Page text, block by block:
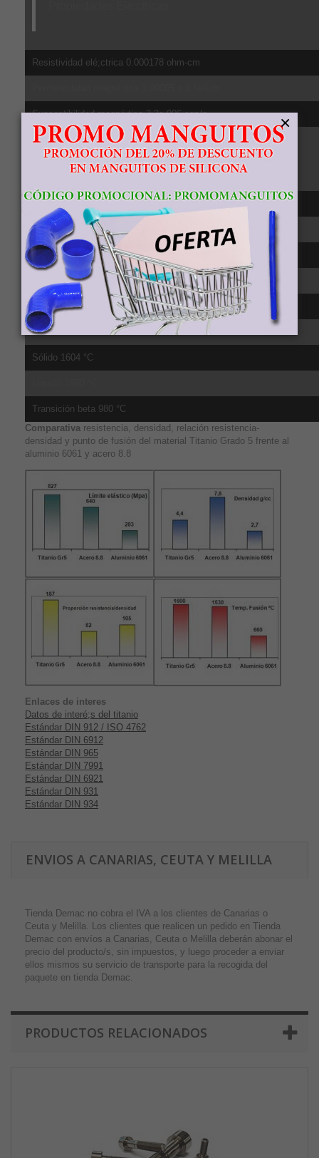
Resistividad elé;ctrica 0.000178 ohm-cm
Susceptibilidad magné;tica 3.3e-006 cgs/g
Propiedades Té;rmicas
CTE, lineal 20°C 8.6 µm/m-°C, de 20-100ºC
CTE, lineal 250°C 9.2 µm/m-°C, media sobre el rango 20-315ºC
CTE, lineal 500°C 9.7 µm/m-°C, media sobre el rango 20-650ºC
Calor específico 0.5263 J/g-°C
Conductividad té;rmica 6.7 W/m-K
Punto de fusión 1604 - 1660 °C
Sólido 1604 °C
Transición beta 980 °C
Comparativa resistencia, densidad, relación resistencia-
densidad y punto de fusión del material Titanio Grado 5 frente al
aluminio 6061 y acero 8.8
Enlaces de interes
Datos de interé;s del titanio
Estándar DIN 912 / ISO 4762
Estándar DIN 6912
Estándar DIN 965
Estándar DIN 7991
Estándar DIN 6921
Estándar DIN 931
Estándar DIN 934
ENVIOS A CANARIAS, CEUTA Y MELILLA
Tienda Demac no cobra el IVA a los clientes de Canarias o
Ceuta y Melilla. Los clientes que realicen un pedido en Tienda
Demac con envíos a Canarias, Ceuta o Melilla deberán abonar el
precio del producto/s, sin impuestos, y luego proceder a enviar
ellos mismos su servicio de transporte para la recogida del
paquete en tienda Demac.
PRODUCTOS RELACIONADOS
×